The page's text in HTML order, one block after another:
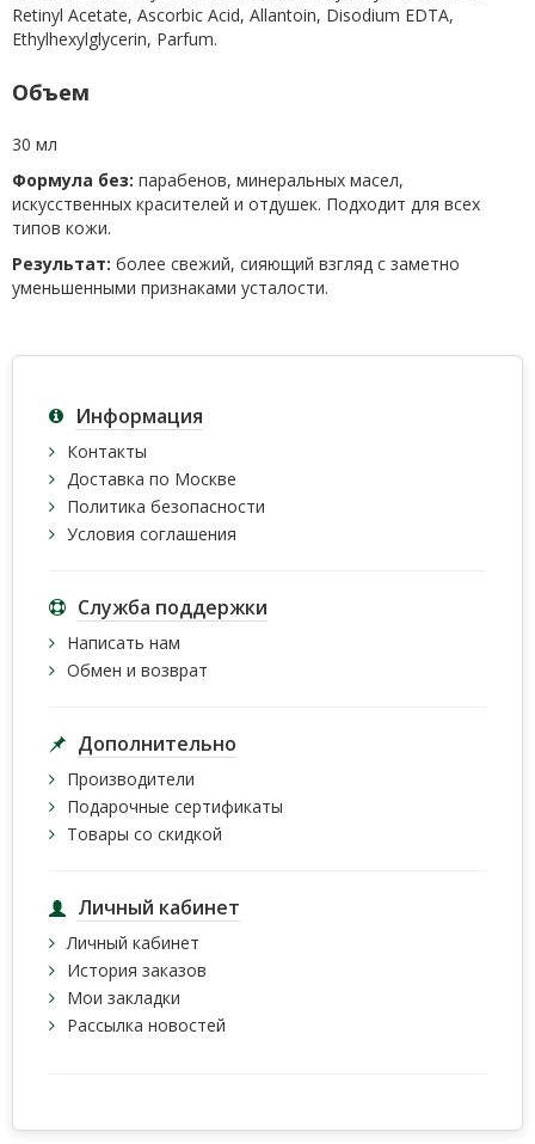
Retinyl Acetate, Ascorbic Acid, Allantoin, Disodium EDTA,
Ethylhexylglycerin, Parfum.
Объем
30 мл
Формула без: парабенов, минеральных масел,
искусственных красителей и отдушек. Подходит для всех
типов кожи.
Результат: более свежий, сияющий взгляд с заметно
уменьшенными признаками усталости.
Информация
Контакты
Доставка по Москве
Политика безопасности
Условия соглашения
Служба поддержки
Написать нам
Обмен и возврат
Дополнительно
Производители
Подарочные сертификаты
Товары со скидкой
Личный кабинет
Личный кабинет
История заказов
Мои закладки
Рассылка новостей